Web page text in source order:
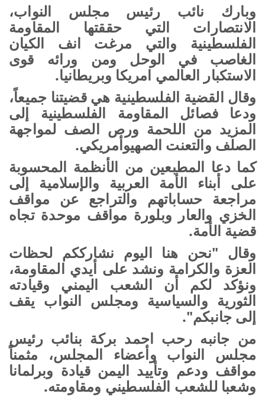
وبارك نائب رئيس مجلس النواب،
الانتصارات التي حققتها المقاومة
الفلسطينية والتي مرغت انف الكيان
الغاصب في الوحل ومن ورائه قوى
الاستكبار العالمي امريكا وبريطانيا.
وقال القضية الفلسطينية هي قضيتنا جميعاً،
ودعا فصائل المقاومة الفلسطينية إلى
المزيد من اللحمة ورص الصف لمواجهة
الصلف والتعنت الصهيوأمريكي.
كما دعا المطبعين من الأنظمة المحسوبة
على أبناء الأمة العربية والإسلامية إلى
مراجعة حساباتهم والتراجع عن مواقف
الخزي والعار وبلورة مواقف موحدة تجاه
قضية الأمة.
وقال "نحن هنا اليوم نشارككم لحظات
العزة والكرامة ونشد على أيدي المقاومة،
ونؤكد لكم أن الشعب اليمني وقيادته
الثورية والسياسية ومجلس النواب يقف
إلى جانبكم".
من جانبه رحب احمد بركة بنائب رئيس
مجلس النواب وأعضاء المجلس، مثمناً
مواقف ودعم وتأييد اليمن قيادة وبرلمانا
وشعبا للشعب الفلسطيني ومقاومته.